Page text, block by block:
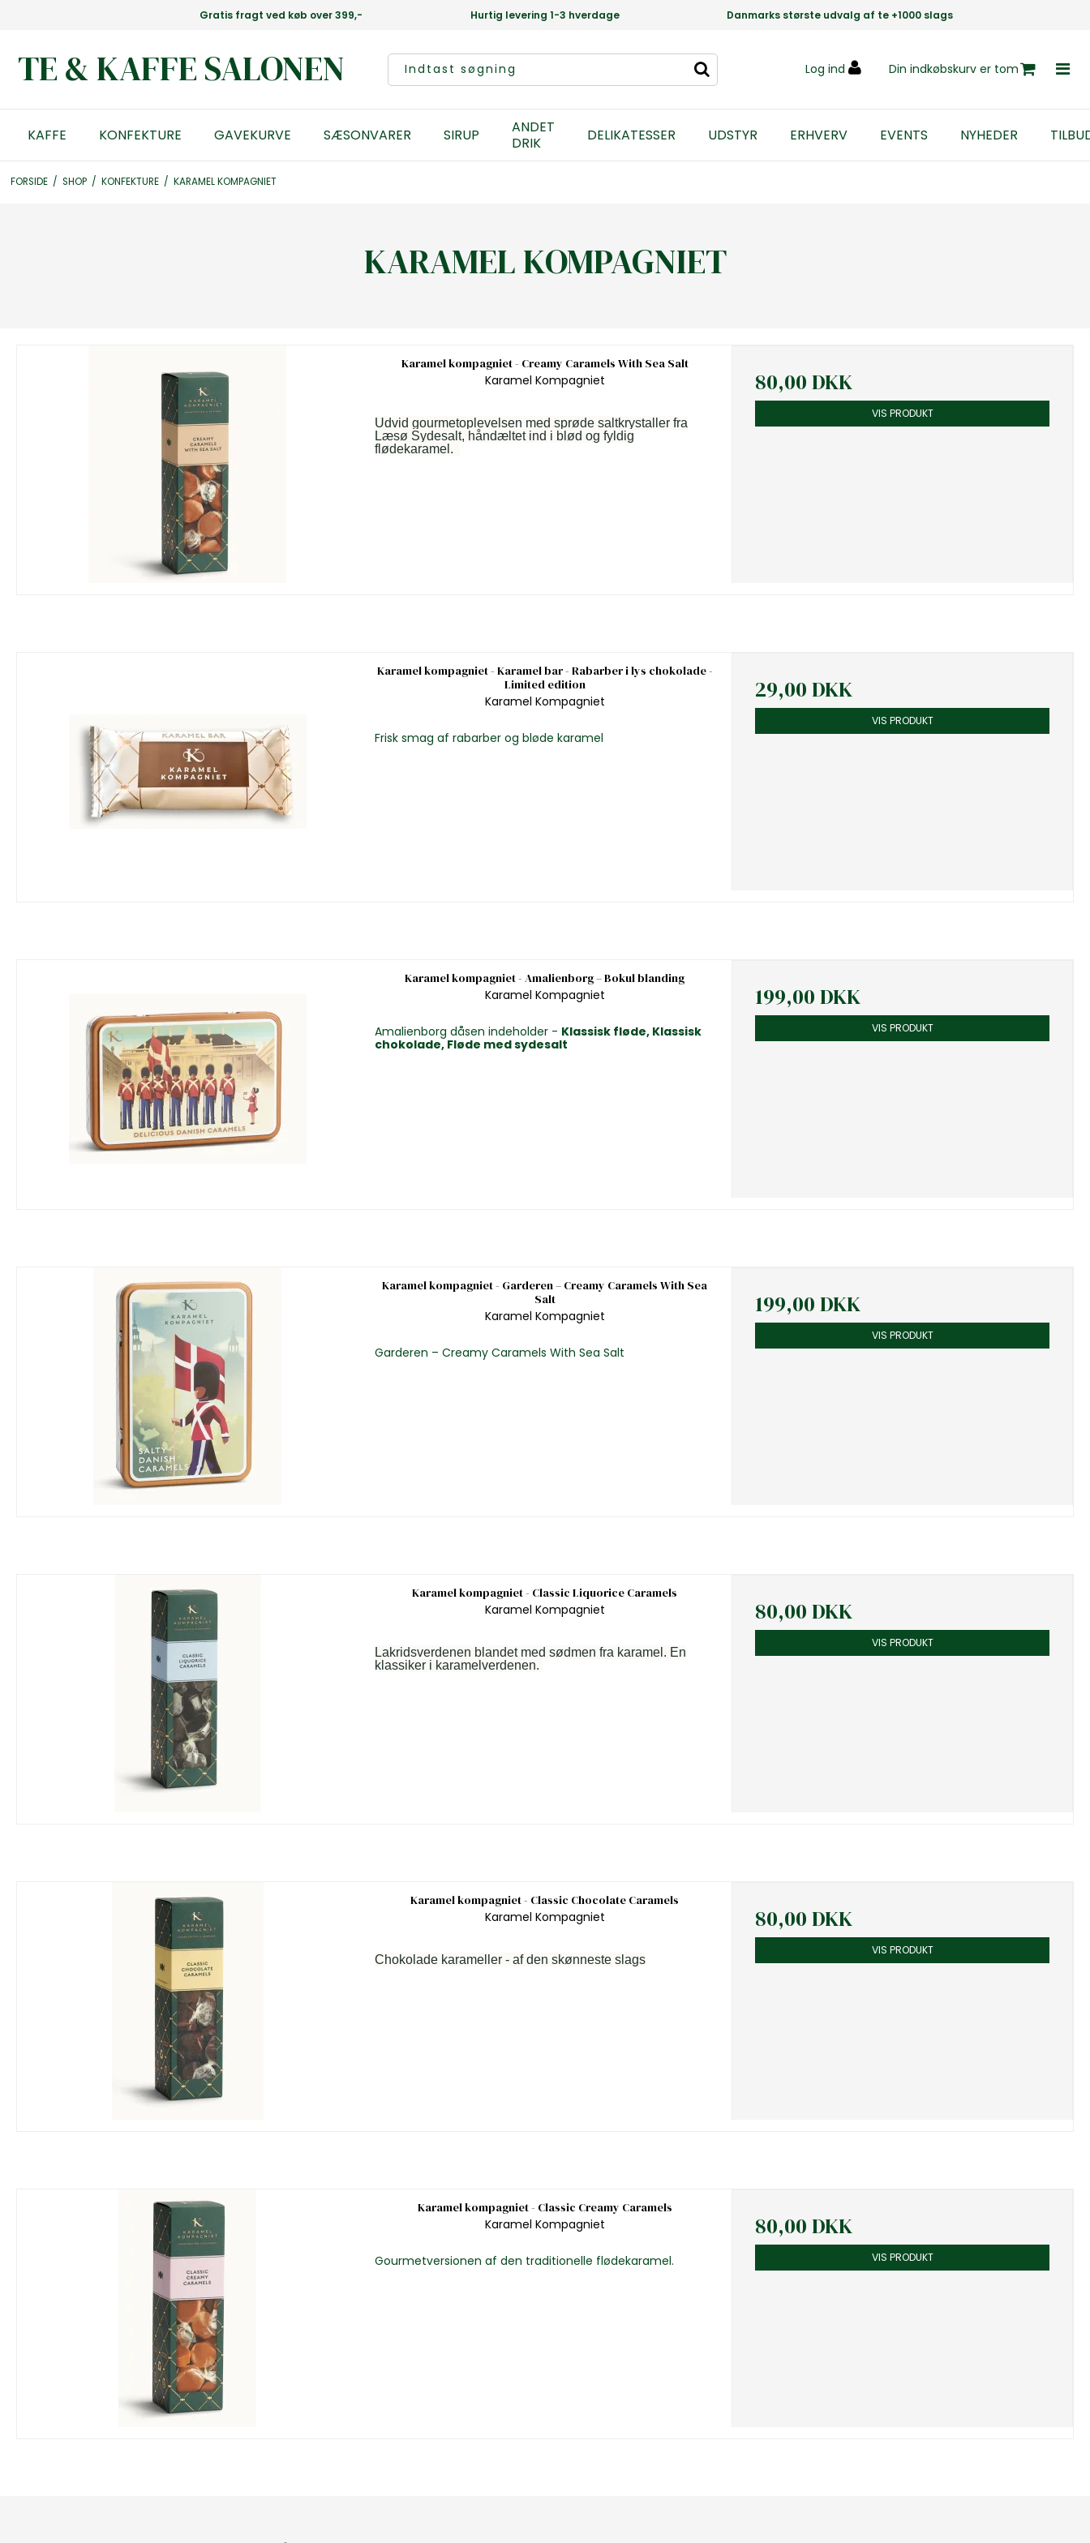
Gratis fragt ved køb over 399,- Hurtig levering 1-3 hverdage Danmarks største udvalg af te +1000 slags
TE & KAFFE SALONEN Log ind Din indkøbskurv er tom
KAFFE KONFEKTURE GAVEKURVE SÆSONVARER SIRUP
ANDET
DRIK
DELIKATESSER UDSTYR ERHVERV EVENTS NYHEDER
FORSIDE / SHOP / KONFEKTURE / KARAMEL KOMPAGNIET
KARAMEL KOMPAGNIET
Karamel kompagniet - Creamy Caramels With Sea Salt
Karamel Kompagniet
Udvid gourmetoplevelsen med sprøde saltkrystaller fra
Læsø Sydesalt, håndæltet ind i blød og fyldig
flødekaramel.
80,00 DKK
VIS PRODUKT
Karamel kompagniet - Karamel bar - Rabarber i lys chokolade -
Limited edition
Karamel Kompagniet
Frisk smag af rabarber og bløde karamel
29,00 DKK
VIS PRODUKT
Karamel kompagniet - Amalienborg – Bokul blanding
Karamel Kompagniet
Amalienborg dåsen indeholder - Klassisk fløde, Klassisk
chokolade,Fløde med sydesalt
199,00 DKK
VIS PRODUKT
Karamel kompagniet - Garderen – Creamy Caramels With Sea
Salt
Karamel Kompagniet
Garderen – Creamy Caramels With Sea Salt
199,00 DKK
VIS PRODUKT
Karamel kompagniet - Classic Liquorice Caramels
Karamel Kompagniet
Lakridsverdenen blandet med sødmen fra karamel. En
klassiker i karamelverdenen.
80,00 DKK
VIS PRODUKT
Karamel kompagniet - Classic Chocolate Caramels
Karamel Kompagniet
Chokolade karameller - af den skønneste slags
80,00 DKK
VIS PRODUKT
Karamel kompagniet - Classic Creamy Caramels
Karamel Kompagniet
Gourmetversionen af den traditionelle flødekaramel.
80,00 DKK
VIS PRODUKT